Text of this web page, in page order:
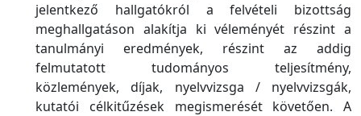
jelentkező hallgatókról a felvételi bizottság
meghallgatáson alakítja ki véleményét részint a
tanulmányi eredmények, részint az addig
felmutatott tudományos teljesítmény,
közlemények, díjak, nyelvvizsga / nyelvvizsgák,
kutatói célkitűzések megismerését követően. A